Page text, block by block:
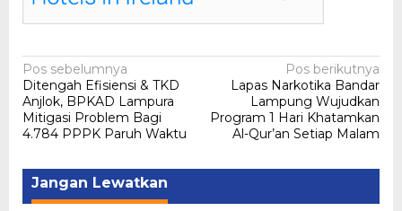
Navigasi
pos
Pos sebelumnya
Ditengah Efisiensi & TKD
Anjlok, BPKAD Lampura
Mitigasi Problem Bagi
4.784 PPPK Paruh Waktu
Pos berikutnya
Lapas Narkotika Bandar
Lampung Wujudkan
Program 1 Hari Khatamkan
Al-Qur’an Setiap Malam
Jangan Lewatkan